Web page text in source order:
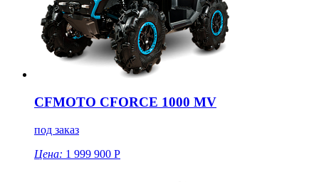
CFMOTO CFORCE 1000 MV
под заказ
Цена: 1 999 900 Р